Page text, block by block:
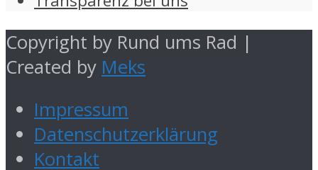
Copyright by Rund ums Rad |
Created by Meks
Impressum
Datenschutzerklärung
Kontakt